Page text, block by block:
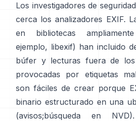
Los investigadores de
cerca los analizadores EXIF.
en bibliotecas
ejemplo, libexif) han incluido
búfer y lecturas fuera de
provocadas por etiquetas
son fáciles de crear porque
binario estructurado en una
(avisos;búsqueda en NVD